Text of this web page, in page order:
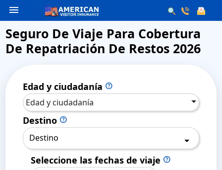
menu
Seguro De Viaje Para Cobertura
De Repatriación De Restos 2026
Edad y ciudadanía help
Edad y ciudadanía
Destino help
Destino
Seleccione las fechas de viaje help